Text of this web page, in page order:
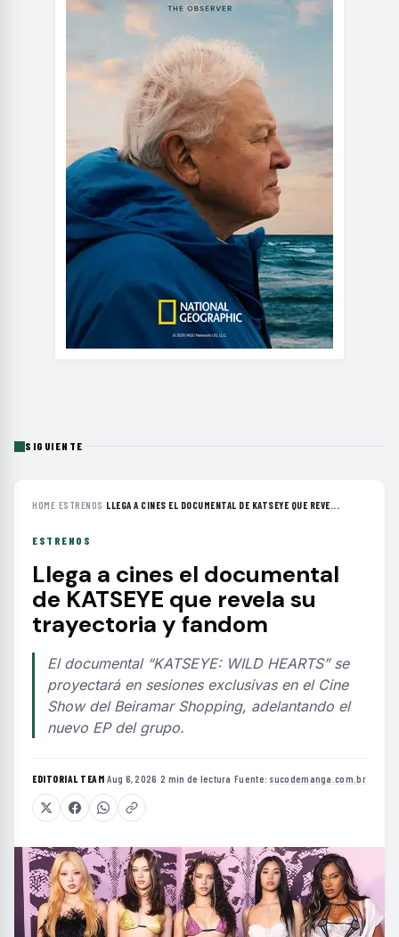
SIGUIENTE
HOME›ESTRENOS ›LLEGA A CINES EL DOCUMENTAL DE KATSEYE QUE REVE...
ESTRENOS
Llega a cines el documental
de KATSEYE que revela su
trayectoria y fandom
El documental “KATSEYE: WILD HEARTS” se
proyectará en sesiones exclusivas en el Cine
Show del Beiramar Shopping, adelantando el
nuevo EP del grupo.
EDITORIAL TEAM·Aug 6, 2026 ·2 min de lectura ·Fuente: sucodemanga.com.br